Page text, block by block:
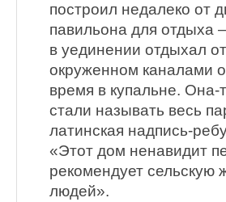
построил недалеко от
павильона для
в уединении отдыхал
окруженном каналами
время в купальне. Она-
стали называть весь
латинская надпись-
«Этот дом ненавидит
рекомендует сельскую
людей».